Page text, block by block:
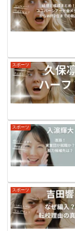
スポーツ
スポーツ
スポーツ